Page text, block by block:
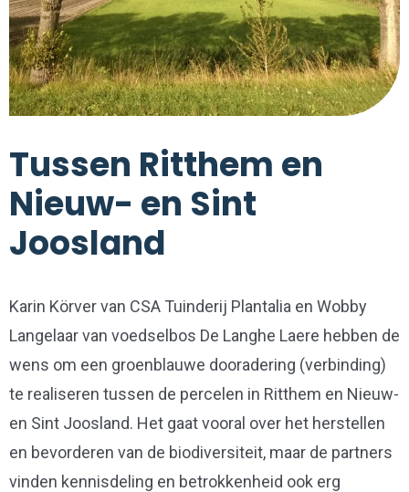
Tussen Ritthem en
Nieuw- en Sint
Joosland
Karin Körver van CSA Tuinderij Plantalia en Wobby
Langelaar van voedselbos De Langhe Laere hebben de
wens om een groenblauwe dooradering (verbinding)
te realiseren tussen de percelen in Ritthem en Nieuw-
en Sint Joosland. Het gaat vooral over het herstellen
en bevorderen van de biodiversiteit, maar de partners
vinden kennisdeling en betrokkenheid ook erg